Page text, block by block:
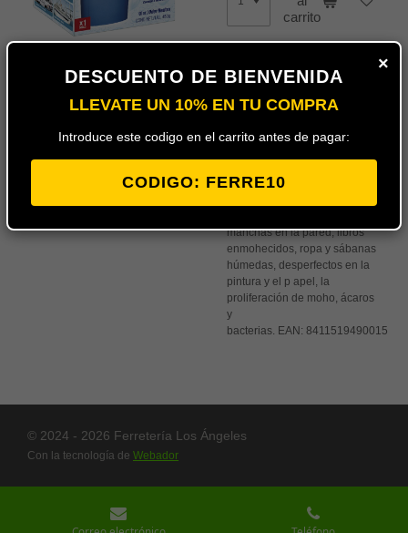
carrito
PASO Humibox Antihumedad
está indicado para absorber la
humedad del aire en espacios
ambiente. Muy recomendable
ventilación .Previene y elimina
manchas en la pared, libros
enmohecidos, ropa y sábanas
húmedas, desperfectos en la
pintura y el p apel, la
proliferación de moho, ácaros
y
bacterias. EAN: 8411519490015
© 2024 - 2026 Ferretería Los Ángeles
Con la tecnología de Webador
×
DESCUENTO DE BIENVENIDA
LLEVATE UN 10% EN TU COMPRA
Introduce este codigo en el carrito antes de pagar:
CODIGO: FERRE10